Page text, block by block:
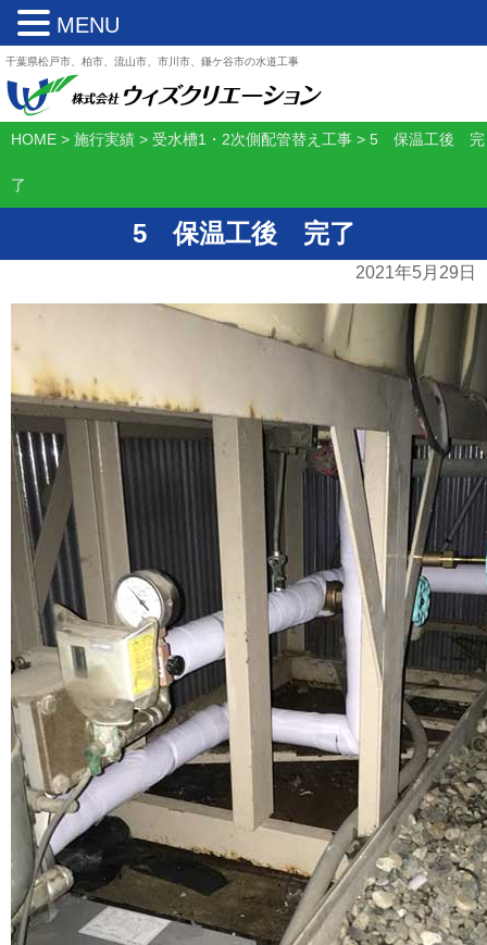
千葉県松戸市、柏市、流山市、市川市、鎌ケ谷市の水道工事
HOME > 施行実績 > 受水槽1・2次側配管替え工事 > 5 保温工後 完
了
5 保温工後 完了
2021年5月29日
MENU